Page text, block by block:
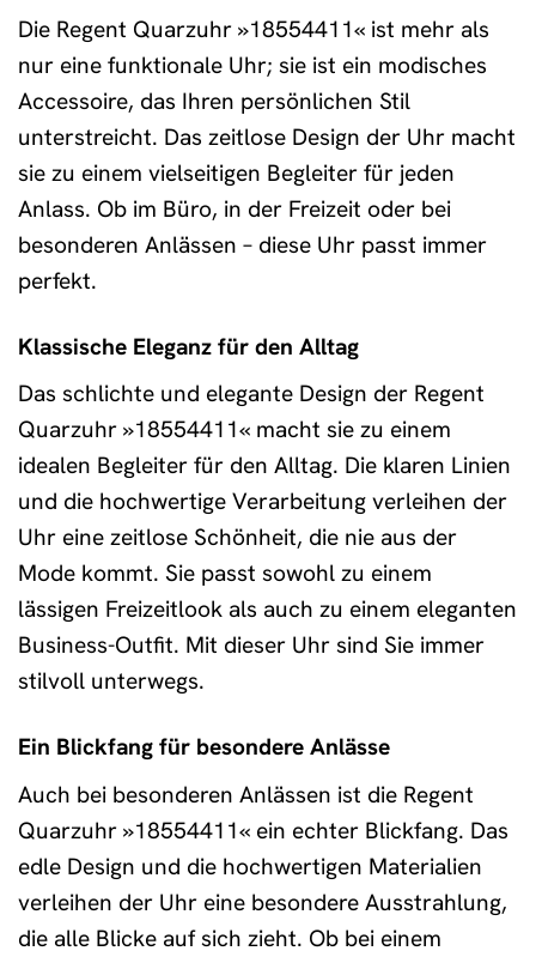
Die Regent Quarzuhr »18554411« ist mehr als
nur eine funktionale Uhr; sie ist ein modisches
Accessoire, das Ihren persönlichen Stil
unterstreicht. Das zeitlose Design der Uhr macht
sie zu einem vielseitigen Begleiter für jeden
Anlass. Ob im Büro, in der Freizeit oder bei
besonderen Anlässen – diese Uhr passt immer
perfekt.
Klassische Eleganz für den Alltag
Das schlichte und elegante Design der Regent
Quarzuhr »18554411« macht sie zu einem
idealen Begleiter für den Alltag. Die klaren Linien
und die hochwertige Verarbeitung verleihen der
Uhr eine zeitlose Schönheit, die nie aus der
Mode kommt. Sie passt sowohl zu einem
lässigen Freizeitlook als auch zu einem eleganten
Business-Outfit. Mit dieser Uhr sind Sie immer
stilvoll unterwegs.
Ein Blickfang für besondere Anlässe
Auch bei besonderen Anlässen ist die Regent
Quarzuhr »18554411« ein echter Blickfang. Das
edle Design und die hochwertigen Materialien
verleihen der Uhr eine besondere Ausstrahlung,
die alle Blicke auf sich zieht. Ob bei einem